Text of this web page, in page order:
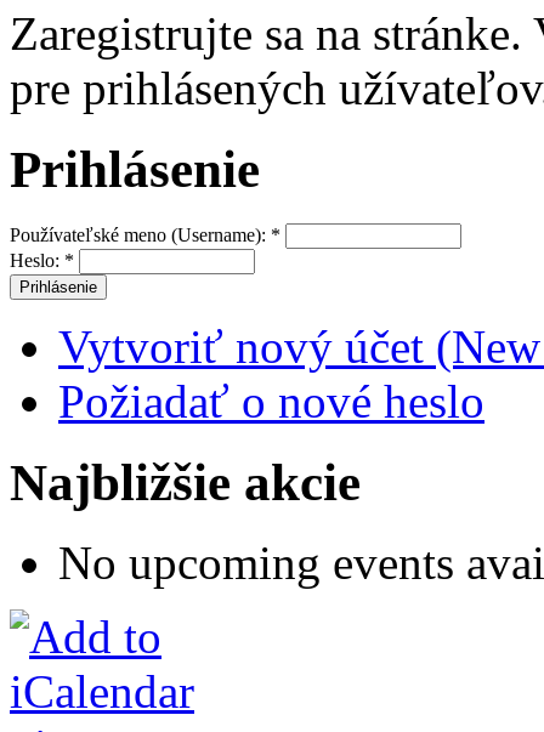
Zaregistrujte sa na
pre prihlásených
Prihlásenie
Používateľské meno (Username): *
Heslo: *
Vytvoriť nový účet
Požiadať o nové heslo
Najbližšie akcie
No upcoming events